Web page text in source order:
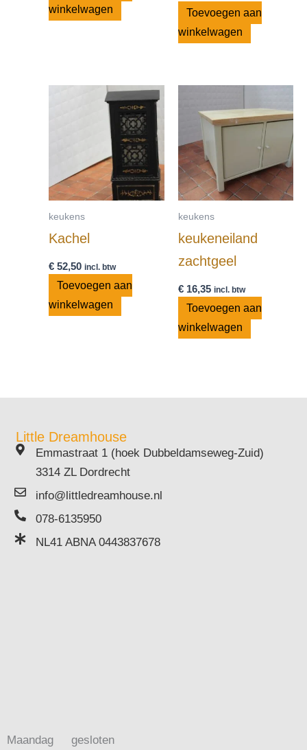
winkelwagen
Toevoegen aan
winkelwagen
keukens
Kachel
€ 52,50 incl. btw
Toevoegen aan
winkelwagen
keukens
keukeneiland
zachtgeel
€16,35 incl. btw
Toevoegen aan
winkelwagen
Little Dreamhouse
Emmastraat 1 (hoek Dubbeldamseweg-Zuid)
3314 ZL Dordrecht
info@littledreamhouse.nl
078-6135950
NL41 ABNA 0443837678
Maandag gesloten